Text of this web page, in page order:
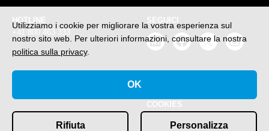
HOTLINE
+41 800 463 333
SEGUICI
COOKIES
Utilizziamo i cookie per migliorare la vostra esperienza sul
nostro sito web. Per ulteriori informazioni, consultare la nostra
politica sulla privacy.
Rifiuta Personalizza
OK